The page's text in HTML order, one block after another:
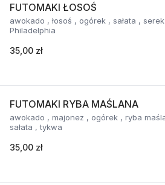
FUTOMAKI ŁOSOŚ
awokado , łosoś , ogórek , sałata , serek
Philadelphia
35,00 zł
FUTOMAKI RYBA MAŚLANA
awokado , majonez , ogórek , ryba maślana ,
sałata , tykwa
35,00 zł